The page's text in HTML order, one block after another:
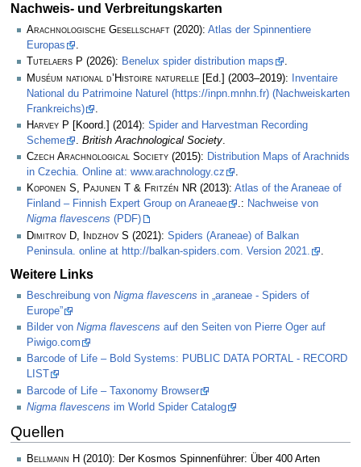
Nachweis- und Verbreitungskarten
Arachnologische Gesellschaft (2020): Atlas der Spinnentiere
Europas
.
Tutelaers P (2026): Benelux spider distribution maps
.
Muséum national d’Histoire naturelle [Ed.] (2003–2019):
Inventaire
National du Patrimoine Naturel (https://inpn.mnhn.fr) (Nachweiskarten
Frankreichs)
Harvey P [Koord.] (2014): Spider and Harvestman Recording
Scheme
. British Arachnological Society.
Czech Arachnological Society (2015): Distribution Maps of Arachnids
in Czechia. Online at: www.arachnology.cz
.
Koponen S, Pajunen T & Fritzén NR (2013): Atlas of the Araneae of
Finland – Finnish Expert Group on Araneae
.: Nachweise von
Nigma flavescens (PDF)
Dimitrov D, Indzhov S (2021): Spiders (Araneae) of Balkan
Peninsula. online at http://balkan-spiders.com. Version 2021.
Weitere Links
Beschreibung von Nigma flavescens in „araneae - Spiders of
Europe”
Bilder von Nigma flavescens auf den Seiten von Pierre Oger auf
Piwigo.com
Barcode of Life – Bold Systems: PUBLIC DATA PORTAL - RECORD
LIST
Barcode of Life – Taxonomy Browser
Nigma flavescens im World Spider Catalog
Quellen
Bellmann H (2010): Der Kosmos Spinnenführer: Über 400 Arten